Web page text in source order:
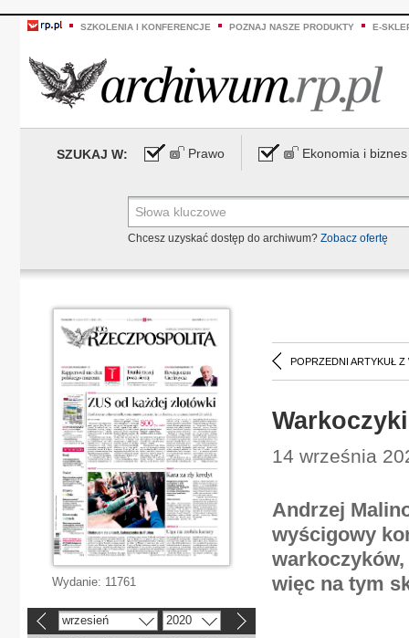
SZKOLENIA I KONFERENCJE POZNAJ NASZE PRODUKTY E-
SZUKAJ W: Prawo Ekonomia i biznes
Chcesz uzyskać dostęp do archiwum? Zobacz ofertę
POPRZEDNI ARTYKUŁ Z
14 września
Andrzej
wyścigowy
więc na tym
Wydanie: 11761
wrzesień 2020